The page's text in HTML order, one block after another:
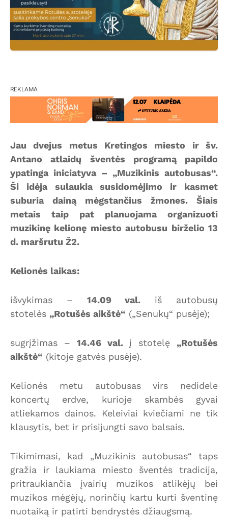
REKLAMA
Jau dvejus metus Kretingos miesto ir šv.
Antano atlaidų šventės programą papildo
ypatinga iniciatyva – „Muzikinis autobusas“.
Ši idėja sulaukia susidomėjimo ir kasmet
suburia dainą mėgstančius žmones. Šiais
metais taip pat planuojama organizuoti
muzikinę kelionę miesto autobusu birželio 13
d. maršrutu Ž2.
Kelionės laikas:
išvykimas – 14.09 val. iš autobusų
stotelės „Rotušės aikštė“ („Senukų“ pusėje);
sugrįžimas – 14.46 val.į stotelę„Rotušės
aikštė“ (kitoje gatvės pusėje).
Kelionės metu autobusas virs nedidele
koncertų erdve, kurioje skambės gyvai
atliekamos dainos. Keleiviai kviečiami ne tik
klausytis, bet ir prisijungti savo balsais.
Tikimimasi, kad „Muzikinis autobusas“ taps
gražia ir laukiama miesto šventės tradicija,
pritraukiančia įvairių muzikos atlikėjų bei
muzikos mėgėjų, norinčių kartu kurti šventinę
nuotaiką ir patirti bendrystės džiaugsmą.